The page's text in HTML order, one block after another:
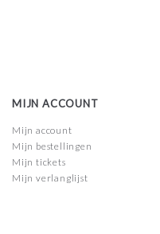
MIJN ACCOUNT
Mijn account
Mijn bestellingen
Mijn tickets
Mijn verlanglijst